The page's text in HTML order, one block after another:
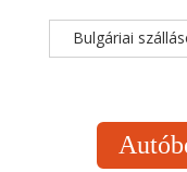
Bulgáriai